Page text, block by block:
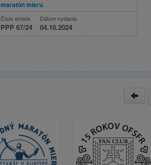
maratón mieru
Číslo emisie
PPP 67/24
Dátum vydania
04.10.2024